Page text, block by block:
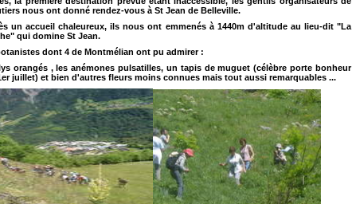
nous ont donné rendez-vous à St Jean de Belleville.
un accueil chaleureux, ils nous ont emmenés à 1440m d'altitude au lieu-dit "La
qui domine St Jean.
dont 4 de Montmélian ont pu admirer :
orangés , les anémones pulsatilles, un tapis de muguet (célèbre porte bonheur
juillet) et bien d'autres fleurs moins connues mais tout aussi remarquables ...